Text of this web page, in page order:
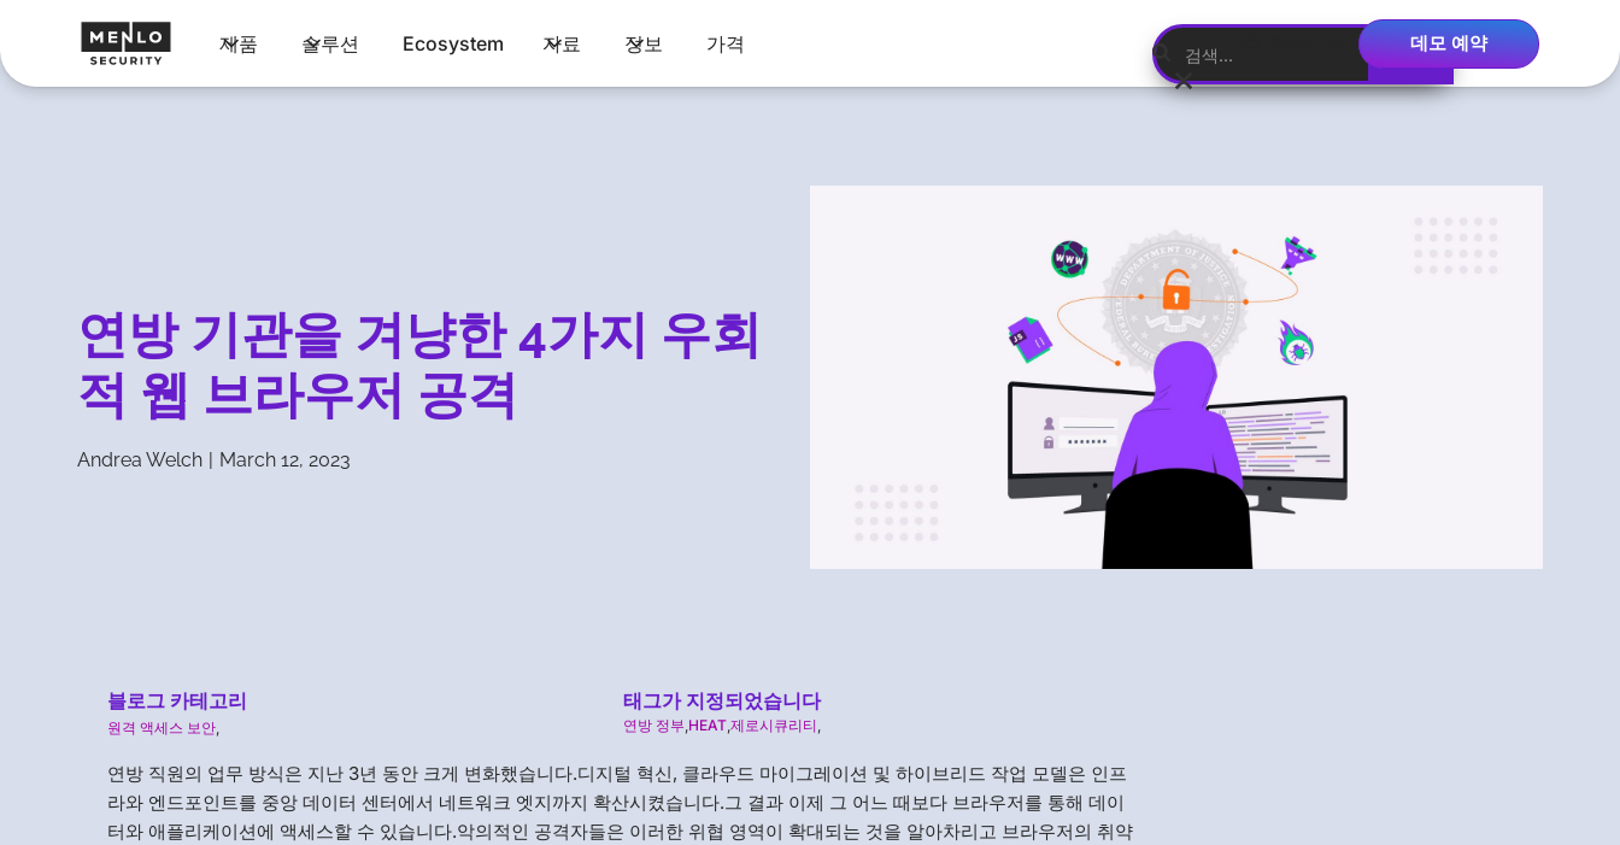
제품 솔루션 Ecosystem 자료 정보 가격 데모 예약
연방 기관을 겨냥한 4가지 우회
적 웹 브라우저 공격
Andrea Welch | March 12, 2023
블로그 카테고리
원격 액세스 보안,
태그가 지정되었습니다
연방 정부,HEAT,제로시큐리티,
연방 직원의 업무 방식은 지난 3년 동안 크게 변화했습니다.디지털 혁신, 클라우드 마이그레이션 및 하이브리드 작업 모델은 인프
라와 엔드포인트를 중앙 데이터 센터에서 네트워크 엣지까지 확산시켰습니다.그 결과 이제 그 어느 때보다 브라우저를 통해 데이
터와 애플리케이션에 액세스할 수 있습니다.악의적인 공격자들은 이러한 위협 영역이 확대되는 것을 알아차리고 브라우저의 취약